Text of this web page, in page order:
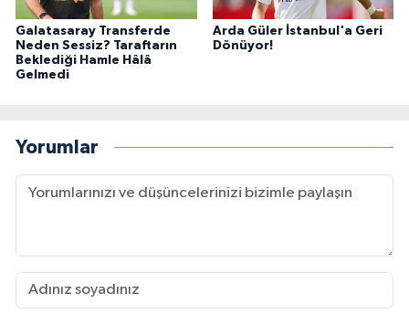
Galatasaray Transferde
Neden Sessiz? Taraftarın
Beklediği Hamle Hâlâ
Gelmedi
Arda Güler İstanbul'a Geri
Dönüyor!
Yorumlar